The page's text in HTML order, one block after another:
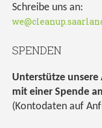
Schreibe uns an:
SPENDEN
Unterstütze unsere
mit einer Spende
(Kontodaten auf